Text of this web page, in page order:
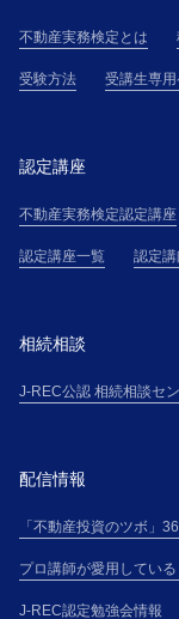
不動産実務検定とは
受験方法 受講生専
認定講座
不動産実務検定認定講座
認定講座一覧 認定
相続相談
J-REC公認 相続相談セ
配信情報
「不動産投資のツボ」
プロ講師が愛用している
J-REC認定勉強会情報